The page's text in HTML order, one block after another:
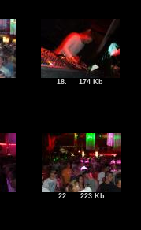
18. 174 Kb
22. 223 Kb